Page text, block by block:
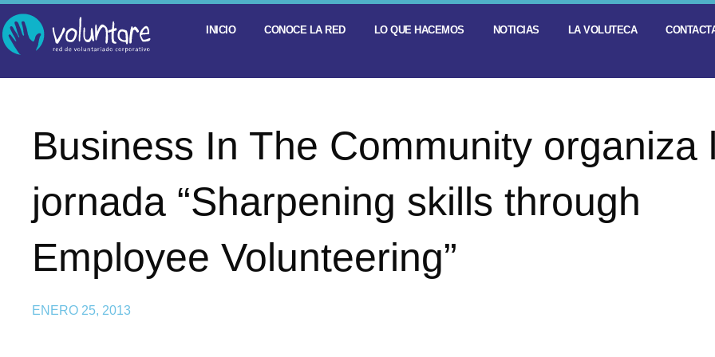
INICIO CONOCE LA RED LO QUE HACEMOS NOTICIAS LA VOLUTECA
Business In The Community organiza
jornada “Sharpening skills through
Employee Volunteering”
ENERO 25, 2013